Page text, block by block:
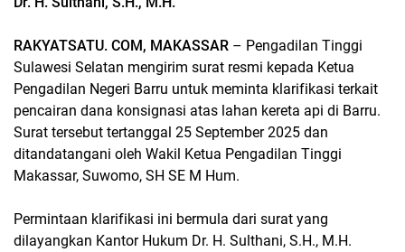
RAKYATSATU. COM, MAKASSAR – Pengadilan Tinggi
Sulawesi Selatan mengirim surat resmi kepada Ketua
Pengadilan Negeri Barru untuk meminta klarifikasi terkait
pencairan dana konsignasi atas lahan kereta api di Barru.
Surat tersebut tertanggal 25 September 2025 dan
ditandatangani oleh Wakil Ketua Pengadilan Tinggi
Makassar, Suwomo, SH SE M Hum.
Permintaan klarifikasi ini bermula dari surat yang
dilayangkan Kantor Hukum Dr. H. Sulthani, S.H., M.H.